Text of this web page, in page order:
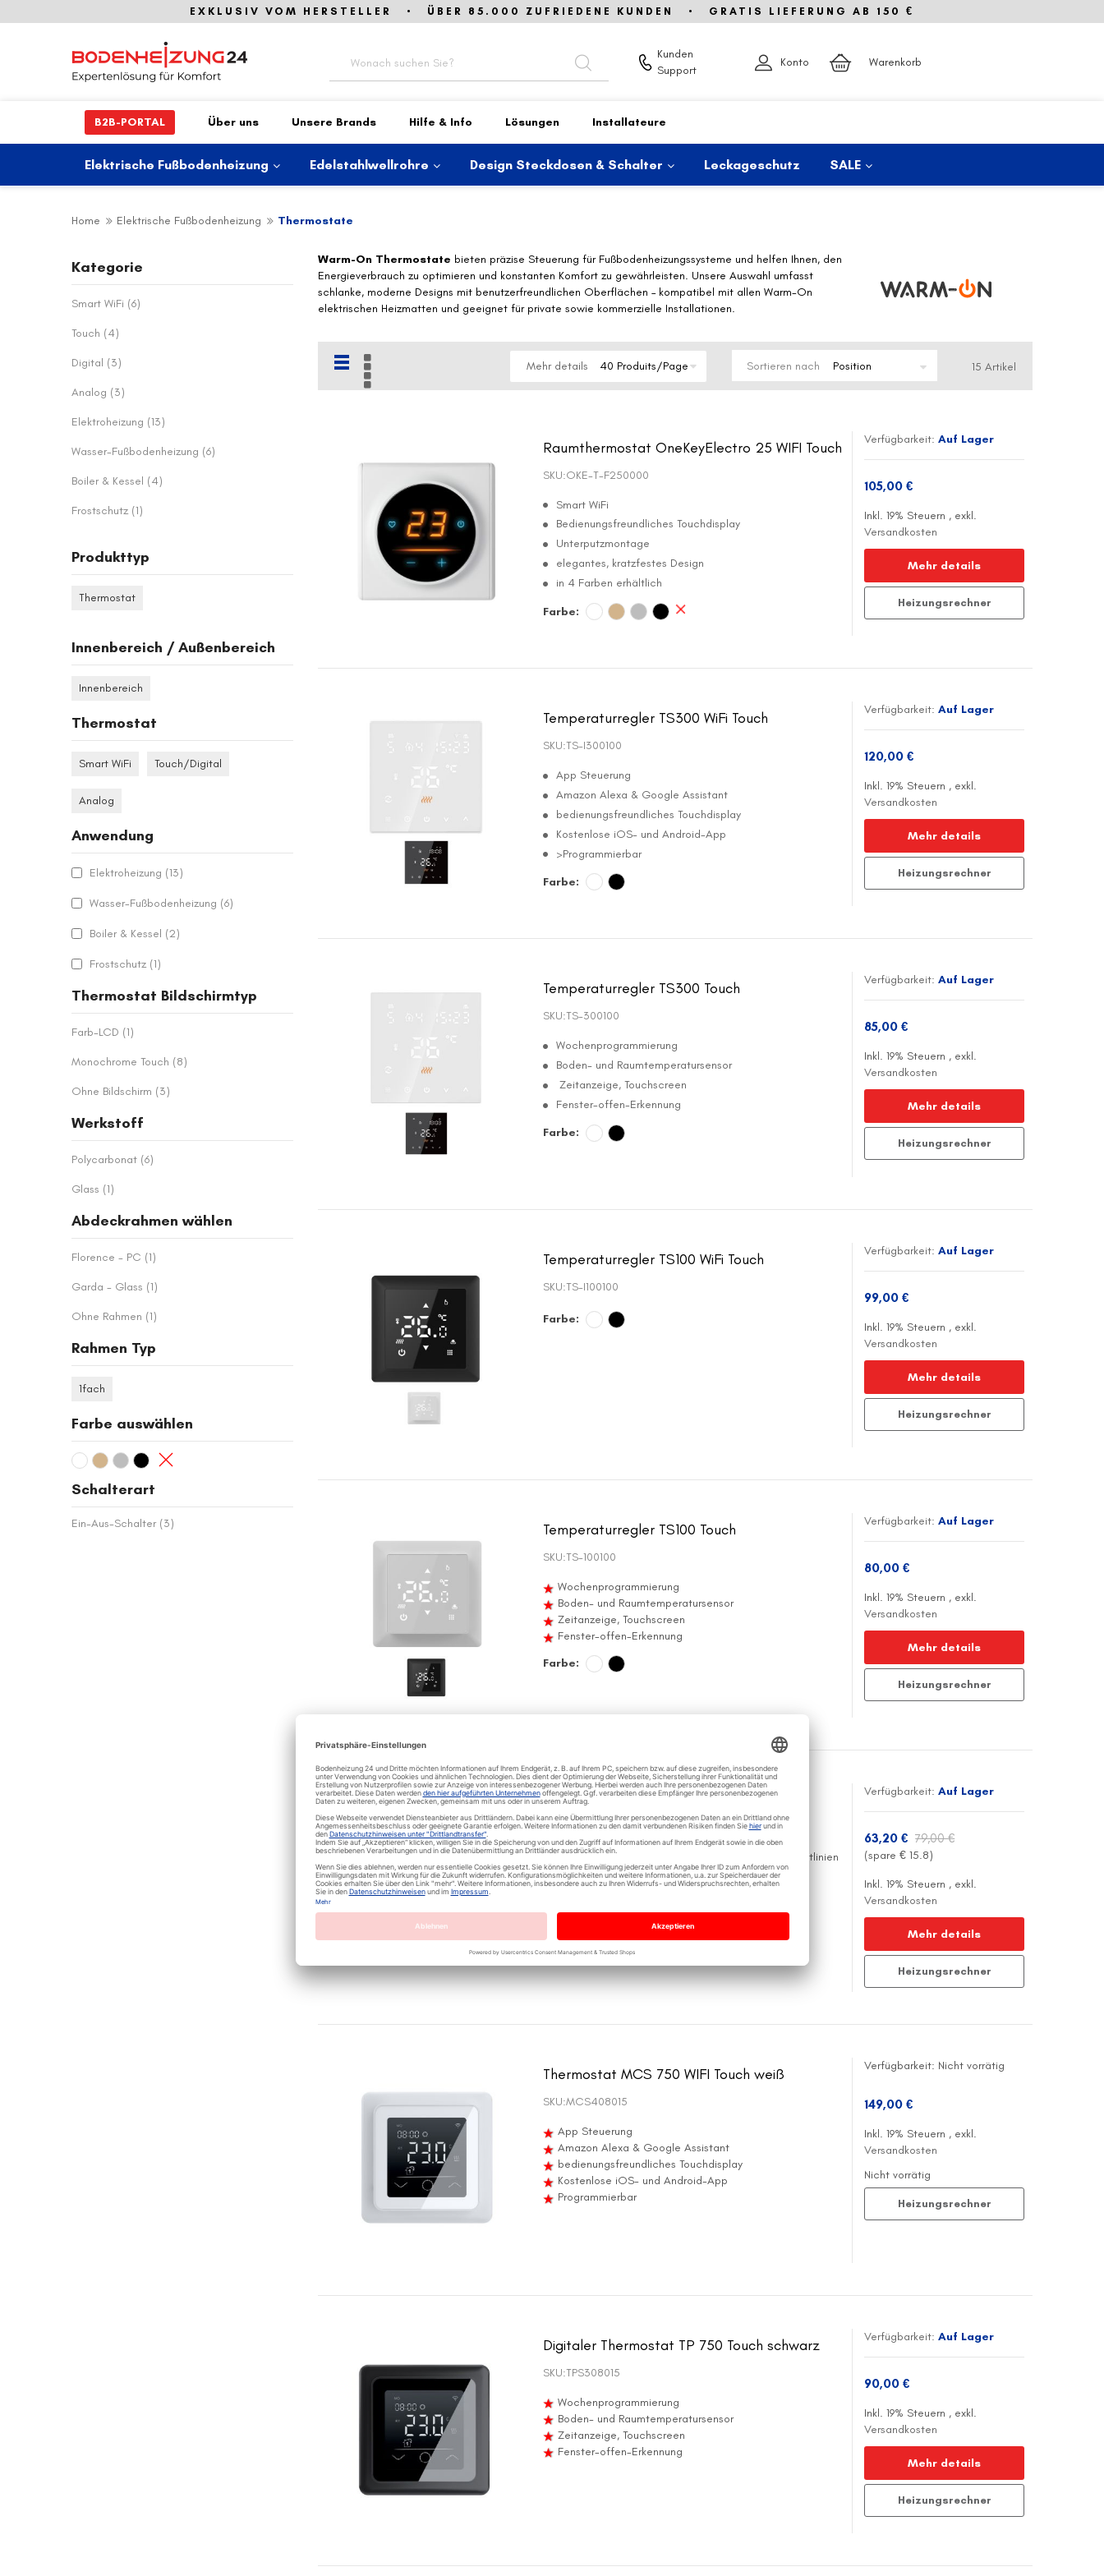
EXKLUSIV VOM HERSTELLER • ÜBER 85.000 ZUFRIEDENE KUNDEN • GRATIS LIEFERUNG AB 150 €
Kunden
Support
Konto Warenkorb
B2B-PORTAL Über uns Unsere Brands Hilfe & Info Lösungen Installateure
Elektrische Fußbodenheizung Edelstahlwellrohre Design Steckdosen & Schalter Leckageschutz SALE
Home Elektrische Fußbodenheizung Thermostate
Warm-On Thermostate bieten präzise Steuerung für Fußbodenheizungssysteme und helfen Ihnen, den
Energieverbrauch zu optimieren und konstanten Komfort zu gewährleisten. Unsere Auswahl umfasst
schlanke, moderne Designs mit benutzerfreundlichen Oberflächen – kompatibel mit allen Warm-On
elektrischen Heizmatten und geeignet für private sowie kommerzielle Installationen.
Liste Mehr details Sortieren nach 15 Artikel
Raumthermostat OneKeyElectro 25 WIFI Touch
SKU:OKE-T-F250000
Smart WiFi
Bedienungsfreundliches Touchdisplay
Unterputzmontage
elegantes, kratzfestes Design
in 4 Farben erhältlich
Farbe:
Verfügbarkeit: Auf Lager
105,00 €
Inkl. 19% Steuern , exkl.
Versandkosten
Mehr details
Heizungsrechner
Temperaturregler TS300 WiFi Touch
SKU:TS-I300100
App Steuerung
Amazon Alexa & Google Assistant
bedienungsfreundliches Touchdisplay
Kostenlose iOS- und Android-App
>Programmierbar
Farbe:
Verfügbarkeit: Auf Lager
120,00 €
Inkl. 19% Steuern , exkl.
Versandkosten
Mehr details
Heizungsrechner
Temperaturregler TS300 Touch
SKU:TS-300100
Wochenprogrammierung
Boden- und Raumtemperatursensor
Zeitanzeige, Touchscreen
Fenster-offen-Erkennung
Farbe:
Verfügbarkeit: Auf Lager
85,00 €
Inkl. 19% Steuern , exkl.
Versandkosten
Mehr details
Heizungsrechner
Temperaturregler TS100 WiFi Touch
SKU:TS-I100100
Farbe:
Verfügbarkeit: Auf Lager
99,00 €
Inkl. 19% Steuern , exkl.
Versandkosten
Mehr details
Heizungsrechner
Temperaturregler TS100 Touch
SKU:TS-100100
Wochenprogrammierung
Boden- und Raumtemperatursensor
Zeitanzeige, Touchscreen
Fenster-offen-Erkennung
Farbe:
Verfügbarkeit: Auf Lager
80,00 €
Inkl. 19% Steuern , exkl.
Versandkosten
Mehr details
Heizungsrechner
SALE Thermostat MCS 450 Touch schwarz
SKU:TB208015
erfüllt die Anforderungen der EU - Ökodesign Richtlinien
manueller Modus - besonders einfach bedienbar
Wochenprogrammierung - für effizienten Betrieb
Touchscreen
Verfügbarkeit: Auf Lager
63,20 € 79,00 €
(spare €15.8)
Inkl. 19% Steuern , exkl.
Versandkosten
Mehr details
Heizungsrechner
Thermostat MCS 750 WIFI Touch weiß
SKU:MCS408015
App Steuerung
Amazon Alexa & Google Assistant
bedienungsfreundliches Touchdisplay
Kostenlose iOS- und Android-App
Programmierbar
Verfügbarkeit: Nicht vorrätig
149,00 €
Inkl. 19% Steuern , exkl.
Versandkosten
Nicht vorrätig
Heizungsrechner
Digitaler Thermostat TP 750 Touch schwarz
SKU:TPS308015
Wochenprogrammierung
Boden- und Raumtemperatursensor
Zeitanzeige, Touchscreen
Fenster-offen-Erkennung
Verfügbarkeit: Auf Lager
90,00 €
Inkl. 19% Steuern , exkl.
Versandkosten
Mehr details
Heizungsrechner
Kategorie
Smart WiFi 6Artikel
Touch 4Artikel
Digital 3Artikel
Analog 3Artikel
Elektroheizung 13Artikel
Wasser-Fußbodenheizung 6Artikel
Boiler & Kessel 4Artikel
Frostschutz 1Artikel
Produkttyp
Thermostat
Innenbereich / Außenbereich
Innenbereich
Thermostat
Smart WiFi Touch/Digital
Analog
Anwendung
Elektroheizung 13Artikel
Wasser-Fußbodenheizung 6Artikel
Boiler & Kessel 2Artikel
Frostschutz 1Artikel
Thermostat Bildschirmtyp
Farb-LCD 1Artikel
Monochrome Touch 8Artikel
Ohne Bildschirm 3Artikel
Werkstoff
Polycarbonat 6Artikel
Glass 1Artikel
Abdeckrahmen wählen
Florence - PC 1Artikel
Garda - Glass 1Artikel
Ohne Rahmen 1Artikel
Rahmen Typ
1fach
Farbe auswählen
Schalterart
Ein-Aus-Schalter 3Artikel